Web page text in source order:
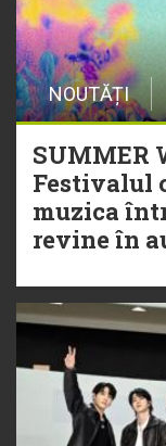
NOUTĂȚI
SUMMER
Festivalul
muzica
revine în